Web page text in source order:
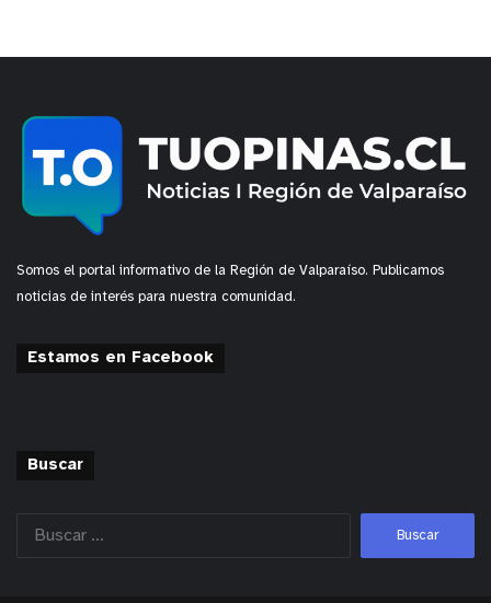
Somos el portal informativo de la Región de Valparaíso. Publicamos
noticias de interés para nuestra comunidad.
Estamos en Facebook
Buscar